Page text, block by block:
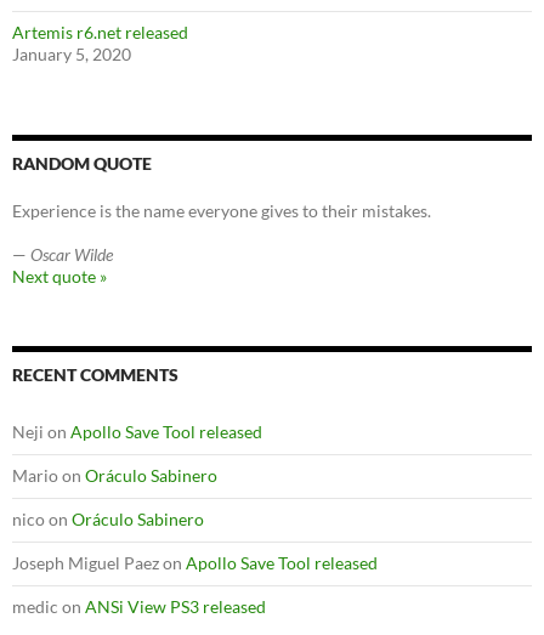
Artemis r6.net released
January 5, 2020
RANDOM QUOTE
Experience is the name everyone gives to their mistakes.
— Oscar Wilde
Next quote »
RECENT COMMENTS
Neji on Apollo Save Tool released
Marioon Oráculo Sabinero
nicoon Oráculo Sabinero
Joseph Miguel Paezon Apollo Save Tool released
medic on ANSi View PS3 released